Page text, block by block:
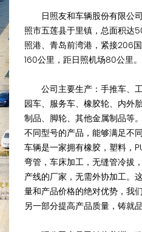
日照友和车辆股份有限公
照市五莲县于里镇，总面积达
照港、青岛前湾港，紧接206
160公里，距日照机场80公里。
公司主要生产：手推车、
园车、服务车、橡胶轮、内外
制品、脚轮、其他金属制品等
不同型号的产品，能够满足不
车辆是一家拥有橡胶，塑料，
弯管，车床加工，无缝管冷拔
产线的厂家，无需外协加工。
量和产品价格的绝对优势，我
另一部分提高产品质量，铸就品